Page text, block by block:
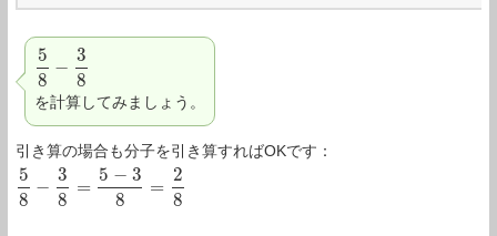
5
8
−
3
8
58 −3 8
を計算してみましょう。
引き算の場合も分子を引き算すればOKです：
5
8
−
3
8
=
5 − 3
8
=
2
8
58 −3 8= −3 8=28